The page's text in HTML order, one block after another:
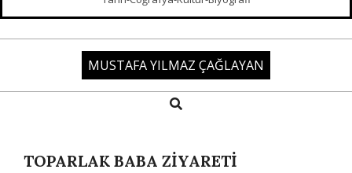
MUSTAFA YILMAZ ÇAĞLAYAN
Search
TOPARLAK BABA ZİYARETİ